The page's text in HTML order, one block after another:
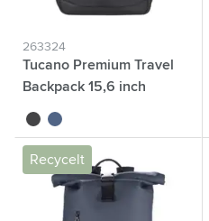
263324
Tucano Premium Travel
Backpack 15,6 inch
noir bleu foncé
Recycelt